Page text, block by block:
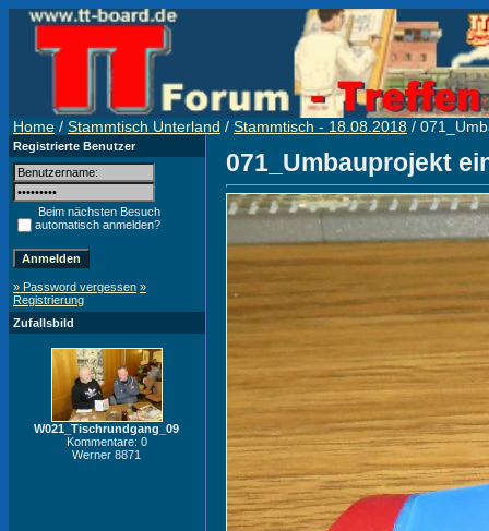
Home / Stammtisch Unterland / Stammtisch - 18.08.2018 /
Registrierte Benutzer
Beim nächsten Besuch
automatisch anmelden?
» Password vergessen »
Registrierung
Zufallsbild
W021_Tischrundgang_09
Kommentare: 0
Werner 8871
071_Umbauprojekt